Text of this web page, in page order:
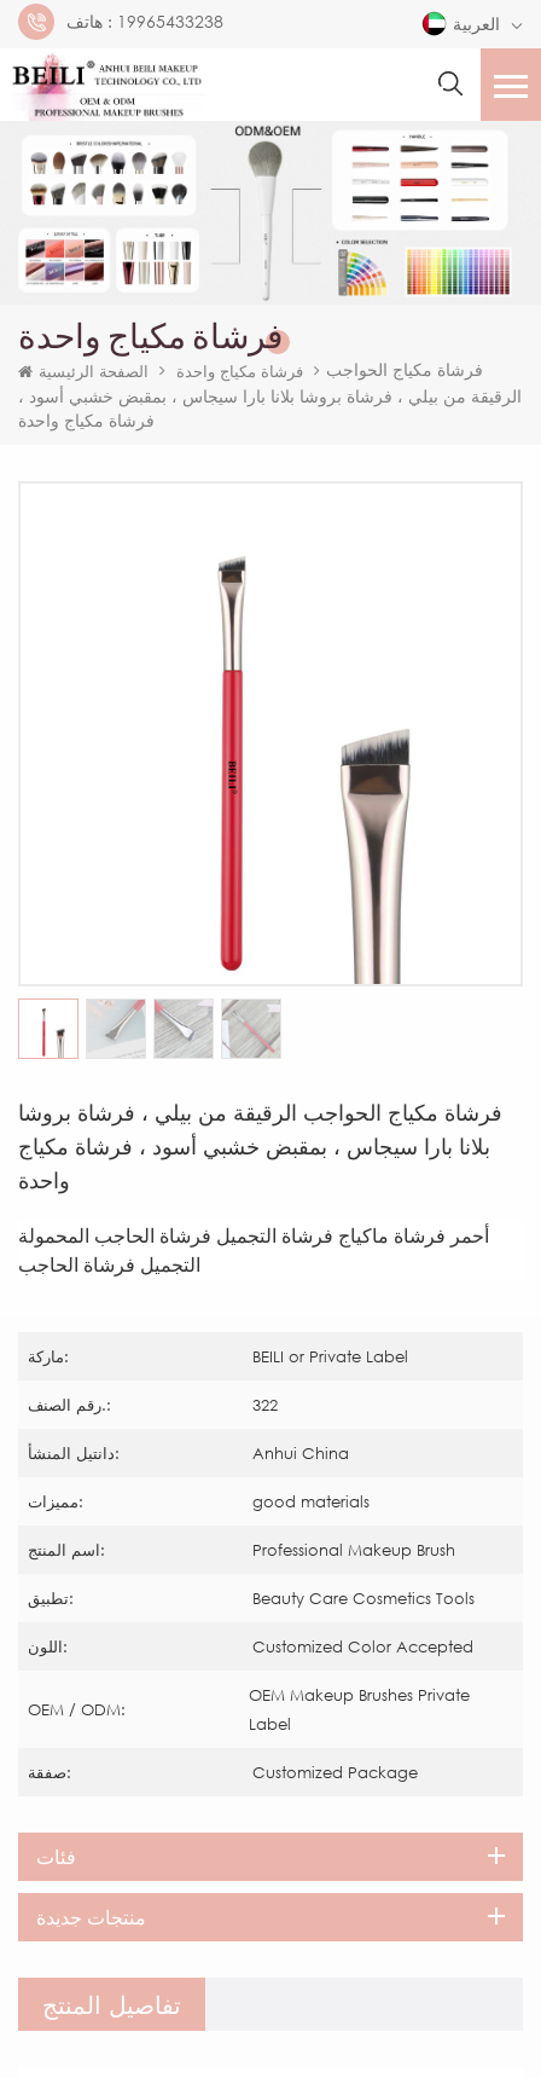
هاتف : 19965433238
فرشاة مكياج واحدة
الصفحة الرئيسية فرشاة مكياج واحدة
فرشاة مكياج الحواجب
الرقيقة من بيلي ، فرشاة بروشا بلانا بارا سيجاس ، بمقبض خشبي أسود ،
فرشاة مكياج واحدة
فرشاة مكياج الحواجب الرقيقة من بيلي ، فرشاة بروشا
بلانا بارا سيجاس ، بمقبض خشبي أسود ، فرشاة مكياج
واحدة
أحمر فرشاة ماكياج فرشاة التجميل فرشاة الحاجب المحمولة
التجميل فرشاة الحاجب
ماركة: BEILI or Private Label
رقم الصنف.: 322
دانتيل المنشأ: Anhui China
مميزات: good materials
اسم المنتج: Professional Makeup Brush
تطبيق: Beauty Care Cosmetics Tools
اللون: Customized Color Accepted
OEM / ODM:
OEM Makeup Brushes Private
Label
صفقة: Customized Package
فئات
منتجات جديدة
تفاصيل المنتج